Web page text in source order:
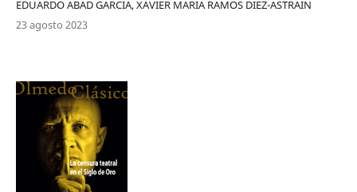
EDUARDO ABAD GARCIA, XAVIER MARIA RAMOS DIEZ-ASTRAIN
23 agosto 2023